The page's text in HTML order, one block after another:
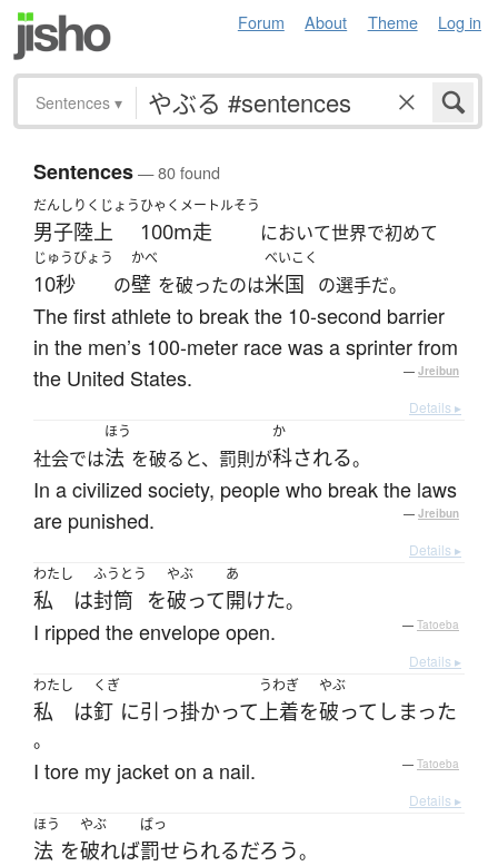
Forum About Theme Log in
Sentences ▾
Sentences— 80 found
だんし
男子
りくじょう
陸上
ひゃくメートルそう
100m走 において世界で初めて
じゅうびょう
10秒 の
かべ
壁 を破ったのは
べいこく
米国 の選手だ。
The first athlete to break the 10-second barrier
in the men’s 100-meter race was a sprinter from
the United States.
— Jreibun
Details ▸
社会では
ほう
法 を破ると、罰則が
か
科される。
In a civilized society, people who break the laws
are punished.
— Jreibun
Details ▸
わたし
私 は
ふうとう
封筒 を
やぶ
破って
あ
開けた。
I ripped the envelope open. — Tatoeba
Details ▸
わたし
私 は
くぎ
釘 に引っ掛かって
うわぎ
上着を
やぶ
破って しまった
。
I tore my jacket on a nail. — Tatoeba
Details ▸
ほう
法 を
やぶ
破れば
ばっ
罰せられるだろう。